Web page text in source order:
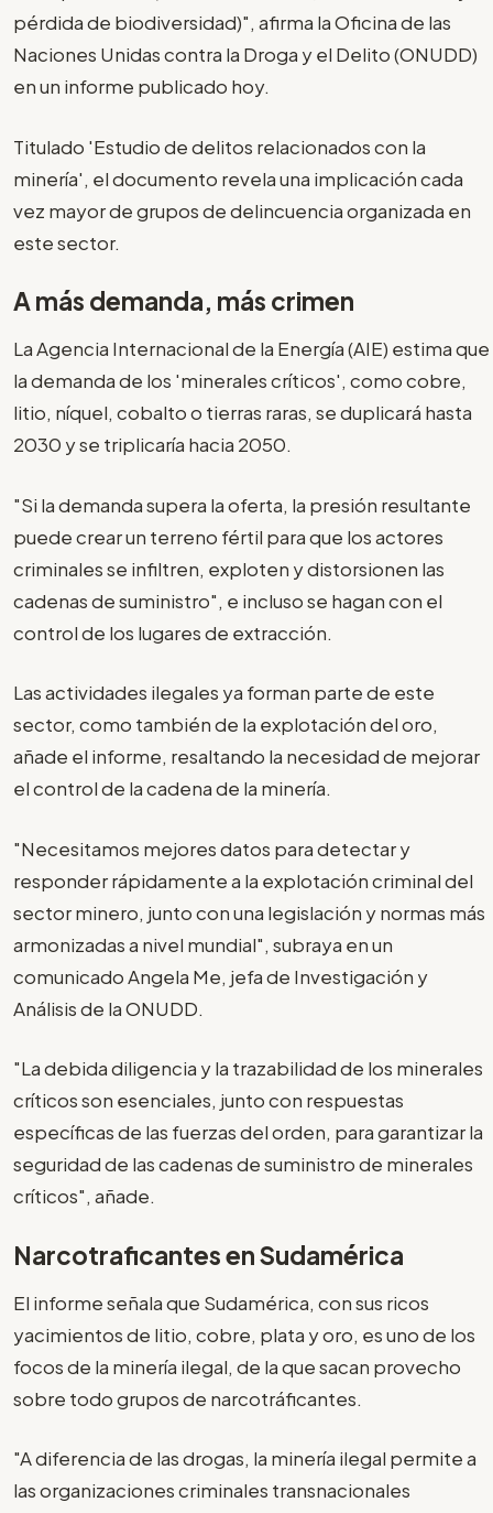
pérdida de biodiversidad)", afirma la Oficina de las
Naciones Unidas contra la Droga y el Delito (ONUDD)
en un informe publicado hoy.
Titulado 'Estudio de delitos relacionados con la
minería', el documento revela una implicación cada
vez mayor de grupos de delincuencia organizada en
este sector.
A más demanda, más crimen
La Agencia Internacional de la Energía (AIE) estima que
la demanda de los 'minerales críticos', como cobre,
litio, níquel, cobalto o tierras raras, se duplicará hasta
2030 y se triplicaría hacia 2050.
"Si la demanda supera la oferta, la presión resultante
puede crear un terreno fértil para que los actores
criminales se infiltren, exploten y distorsionen las
cadenas de suministro", e incluso se hagan con el
control de los lugares de extracción.
Las actividades ilegales ya forman parte de este
sector, como también de la explotación del oro,
añade el informe, resaltando la necesidad de mejorar
el control de la cadena de la minería.
"Necesitamos mejores datos para detectar y
responder rápidamente a la explotación criminal del
sector minero, junto con una legislación y normas más
armonizadas a nivel mundial", subraya en un
comunicado Angela Me, jefa de Investigación y
Análisis de la ONUDD.
"La debida diligencia y la trazabilidad de los minerales
críticos son esenciales, junto con respuestas
específicas de las fuerzas del orden, para garantizar la
seguridad de las cadenas de suministro de minerales
críticos", añade.
Narcotraficantes en Sudamérica
El informe señala que Sudamérica, con sus ricos
yacimientos de litio, cobre, plata y oro, es uno de los
focos de la minería ilegal, de la que sacan provecho
sobre todo grupos de narcotráficantes.
"A diferencia de las drogas, la minería ilegal permite a
las organizaciones criminales transnacionales